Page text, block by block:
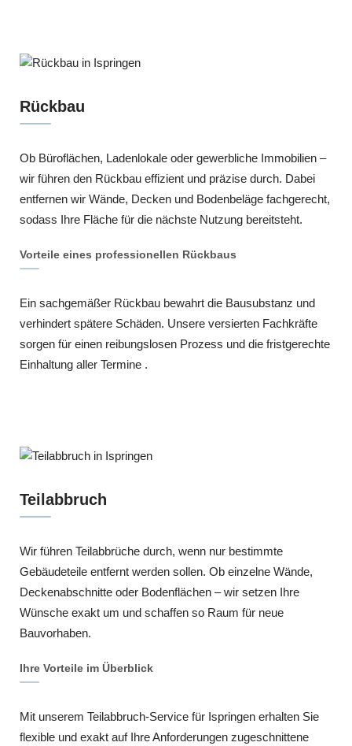
Rückbau
Ob Büroflächen, Ladenlokale oder gewerbliche Immobilien –
wir führen den Rückbau effizient und präzise durch. Dabei
entfernen wir Wände, Decken und Bodenbeläge fachgerecht,
sodass Ihre Fläche für die nächste Nutzung bereitsteht.
Vorteile eines professionellen Rückbaus
Ein sachgemäßer Rückbau bewahrt die Bausubstanz und
verhindert spätere Schäden. Unsere versierten Fachkräfte
sorgen für einen reibungslosen Prozess und die fristgerechte
Einhaltung aller Termine .
Teilabbruch
Wir führen Teilabbrüche durch, wenn nur bestimmte
Gebäudeteile entfernt werden sollen. Ob einzelne Wände,
Deckenabschnitte oder Bodenflächen – wir setzen Ihre
Wünsche exakt um und schaffen so Raum für neue
Bauvorhaben.
Ihre Vorteile im Überblick
Mit unserem Teilabbruch-Service für Ispringen erhalten Sie
flexible und exakt auf Ihre Anforderungen zugeschnittene